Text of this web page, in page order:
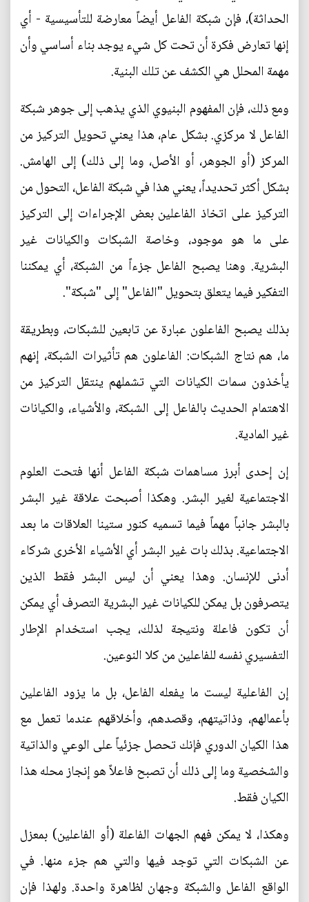
الحداثة)، فإن شبكة الفاعل أيضاً معارضة للتأسيسية - أي
إنها تعارض فكرة أن تحت كل شيء يوجد بناء أساسي وأن
مهمة المحلل هي الكشف عن تلك البنية.
ومع ذلك، فإن المفهوم البنيوي الذي يذهب إلى جوهر شبكة
الفاعل لا مركزي. بشكل عام، هذا يعني تحويل التركيز من
المركز (أو الجوهر، أو الأصل، وما إلى ذلك) إلى الهامش.
بشكل أكثر تحديداً، يعني هذا في شبكة الفاعل، التحول من
التركيز على اتخاذ الفاعلين بعض الإجراءات إلى التركيز
على ما هو موجود، وخاصة الشبكات والكيانات غير
البشرية. وهنا يصبح الفاعل جزءاً من الشبكة، أي يمكننا
التفكير فيما يتعلق بتحويل "الفاعل" إلى "شبكة".
بذلك يصبح الفاعلون عبارة عن تابعين للشبكات، وبطريقة
ما، هم نتاج الشبكات: الفاعلون هم تأثيرات الشبكة، إنهم
يأخذون سمات الكيانات التي تشملهم ينتقل التركيز من
الاهتمام الحديث بالفاعل إلى الشبكة، والأشياء، والكيانات
غير المادية.
إن إحدى أبرز مساهمات شبكة الفاعل أنها فتحت العلوم
الاجتماعية لغير البشر. وهكذا أصبحت علاقة غير البشر
بالبشر جانباً مهماً فيما تسميه كنور ستينا العلاقات ما بعد
الاجتماعية. بذلك بات غير البشر أي الأشياء الأخرى شركاء
أدنى للإنسان. وهذا يعني أن ليس البشر فقط الذين
يتصرفون بل يمكن للكيانات غير البشرية التصرف أي يمكن
أن تكون فاعلة ونتيجة لذلك، يجب استخدام الإطار
التفسيري نفسه للفاعلين من كلا النوعين.
إن الفاعلية ليست ما يفعله الفاعل، بل ما يزود الفاعلين
بأعمالهم، وذاتيتهم، وقصدهم، وأخلاقهم عندما تعمل مع
هذا الكيان الدوري فإنك تحصل جزئياً على الوعي والذاتية
والشخصية وما إلى ذلك أن تصبح فاعلاً هو إنجاز محله هذا
الكيان فقط.
وهكذا، لا يمكن فهم الجهات الفاعلة (أو الفاعلين) بمعزل
عن الشبكات التي توجد فيها والتي هم جزء منها. في
الواقع الفاعل والشبكة وجهان لظاهرة واحدة. ولهذا فإن